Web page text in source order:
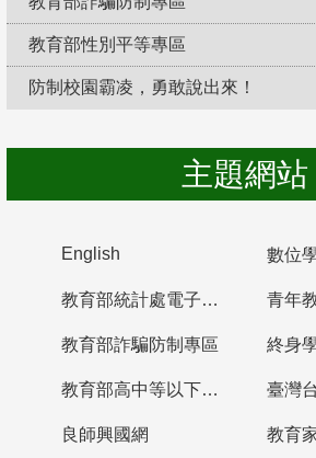
教育部性別平等專區
防制校園霸凌，勇敢說出來！
主題網站
English 數位
教育部統計處電子書櫃
教育部詐騙防制專區 終身
教育部高中等以下學校及幼兒園教師資格檢定考試
良師興國網
教育